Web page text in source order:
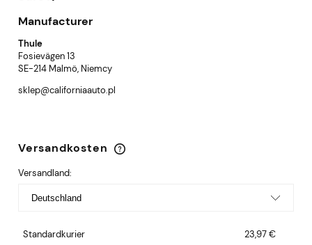
Manufacturer
Thule
Fosievägen 13
SE-214 Malmö, Niemcy
sklep@californiaauto.pl
Versandkosten
Im Preis sind keine Zahlungskosten enthalten
Versandland:
Standardkurier 23,97 €